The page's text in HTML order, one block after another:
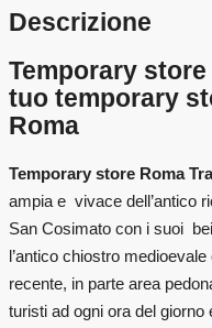
Descrizione
Temporary store
tuo temporary
Roma
Temporary store Roma
ampia e vivace dell’antico
San Cosimato con i suoi
l’antico chiostro
recente, in parte area
turisti ad ogni ora del